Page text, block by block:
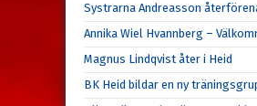
Systrarna Andreasson
Annika Wiel Hvannberg –
Magnus Lindqvist åter i Heid
BK Heid bildar en ny